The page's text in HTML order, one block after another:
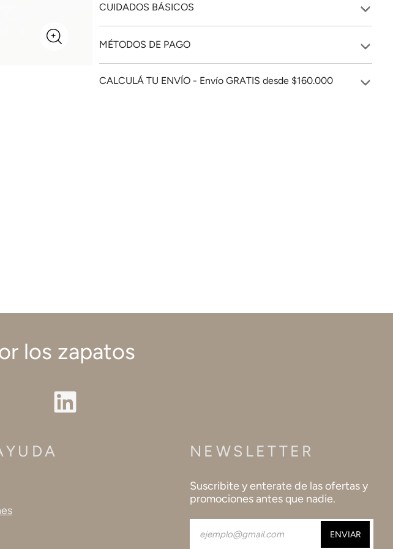
CUIDADOS BÁSICOS
MÉTODOS DE PAGO
CALCULÁ TU ENVÍO - Envío GRATIS desde $160.000
los zapatos
NEWSLETTER
Suscribite y enterate de las ofertas y
promociones antes que nadie.